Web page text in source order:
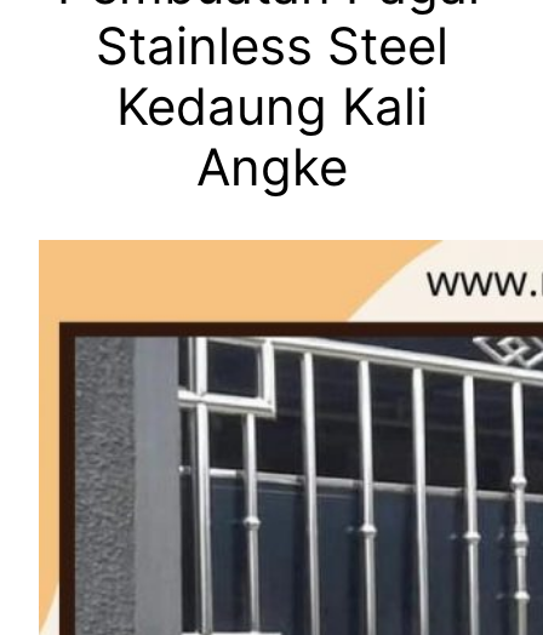
Stainless Steel
Kedaung Kali
Angke